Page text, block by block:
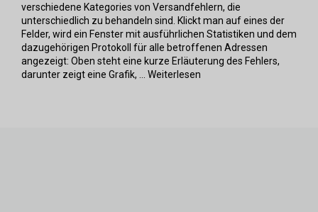
verschiedene Kategories von Versandfehlern, die
unterschiedlich zu behandeln sind. Klickt man auf eines der
Felder, wird ein Fenster mit ausführlichen Statistiken und dem
dazugehörigen Protokoll für alle betroffenen Adressen
angezeigt: Oben steht eine kurze Erläuterung des Fehlers,
darunter zeigt eine Grafik, ... Weiterlesen